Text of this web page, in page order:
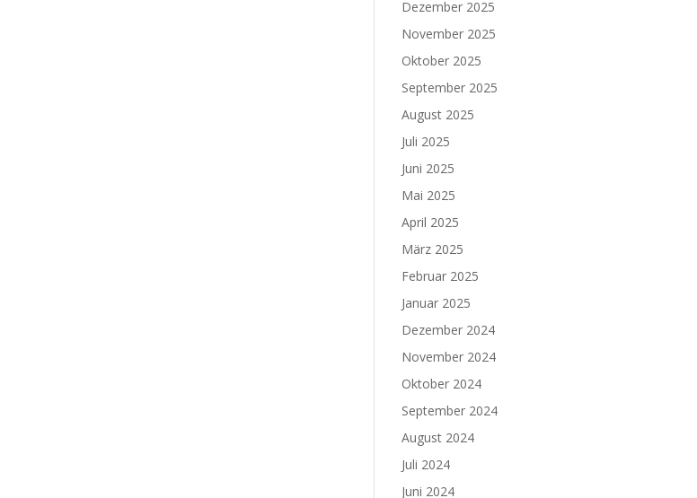
Dezember 2025
November 2025
Oktober 2025
September 2025
August 2025
Juli 2025
Juni 2025
Mai 2025
April 2025
März 2025
Februar 2025
Januar 2025
Dezember 2024
November 2024
Oktober 2024
September 2024
August 2024
Juli 2024
Juni 2024